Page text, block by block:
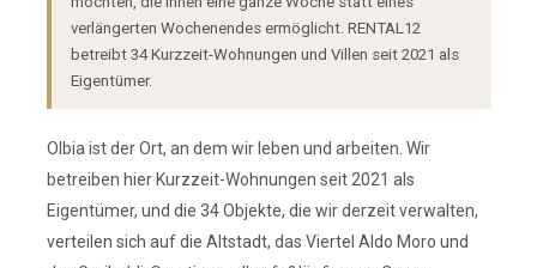
verlängerten Wochenendes ermöglicht. RENTAL12
betreibt 34 Kurzzeit-Wohnungen und Villen seit 2021 als
Eigentümer.
Olbia ist der Ort, an dem wir leben und arbeiten. Wir
betreiben hier Kurzzeit-Wohnungen seit 2021 als
Eigentümer, und die 34 Objekte, die wir derzeit verwalten,
verteilen sich auf die Altstadt, das Viertel Aldo Moro und